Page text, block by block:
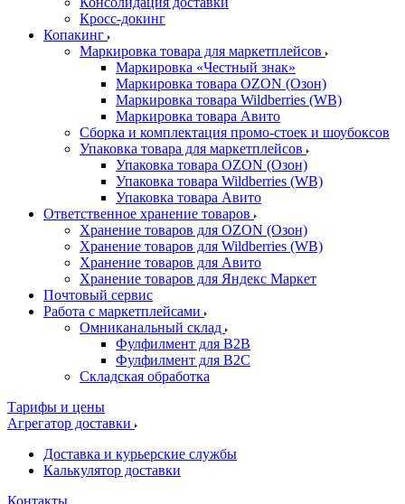
Кросс-докинг
Копакинг
Маркировка товара для маркетплейсов
Маркировка «Честный знак»
Маркировка товара OZON (Озон)
Маркировка товара Wildberries (WB)
Маркировка товара Авито
Сборка и комплектация промо-стоек и шоубоксов
Упаковка товара для маркетплейсов
Упаковка товара OZON (Озон)
Упаковка товара Wildberries (WB)
Упаковка товара Авито
Ответственное хранение товаров
Хранение товаров для OZON (Озон)
Хранение товаров для Wildberries (WB)
Хранение товаров для Авито
Хранение товаров для Яндекс Маркет
Почтовый сервис
Работа с маркетплейсами
Омниканальный склад
Фулфилмент для B2B
Фулфилмент для B2C
Складская обработка
Тарифы и цены
Агрегатор доставки
Доставка и курьерские службы
Калькулятор доставки
Контакты